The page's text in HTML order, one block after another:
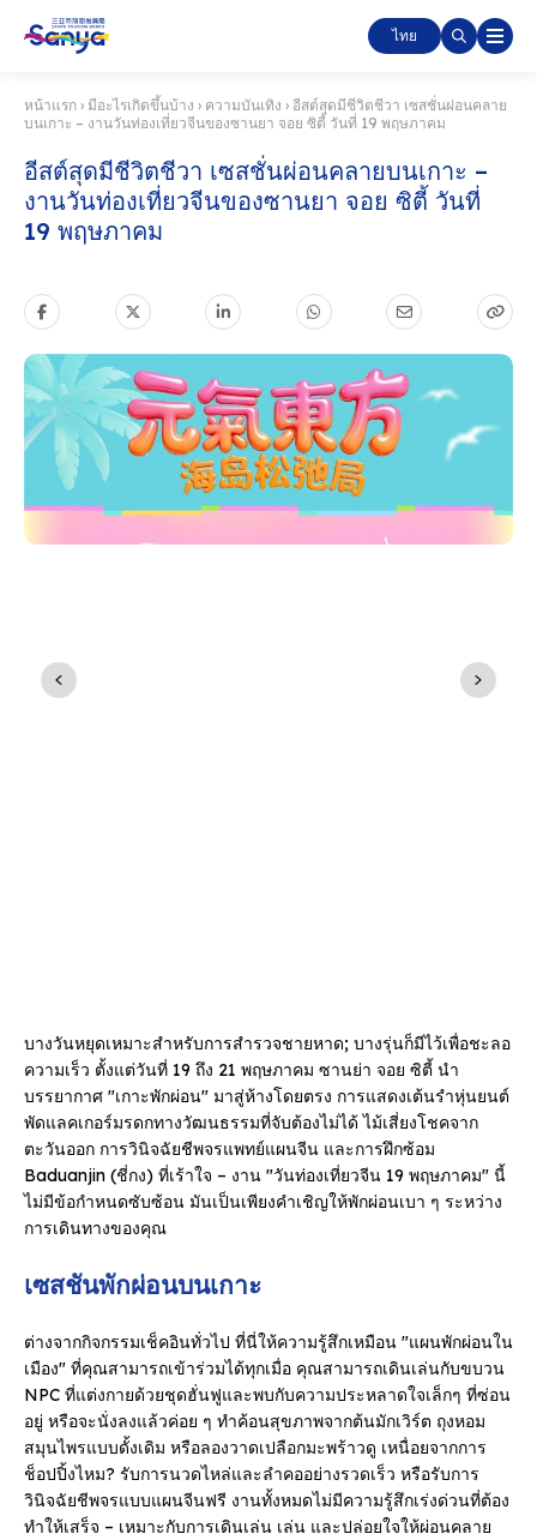
ไทย
หน้าแรก › มีอะไรเกิดขึ้นบ้าง › ความบันเทิง › อีสต์สุดมีชีวิตชีวา เซสชั่นผ่อนคลาย
บนเกาะ – งานวันท่องเที่ยวจีนของซานยา จอย ซิตี้ วันที่ 19 พฤษภาคม
อีสต์สุดมีชีวิตชีวา เซสชั่นผ่อนคลายบนเกาะ –
งานวันท่องเที่ยวจีนของซานยา จอย ซิตี้ วันที่
19 พฤษภาคม
บางวันหยุดเหมาะสําหรับการสํารวจชายหาด; บางรุ่นก็มีไว้เพื่อชะลอ
ความเร็ว ตั้งแต่วันที่ 19 ถึง 21 พฤษภาคม ซานย่า จอย ซิตี้ นํา
บรรยากาศ "เกาะพักผ่อน" มาสู่ห้างโดยตรง การแสดงเต้นรําหุ่นยนต์
พัดแลคเกอร์มรดกทางวัฒนธรรมที่จับต้องไม่ได้ ไม้เสี่ยงโชคจาก
ตะวันออก การวินิจฉัยชีพจรแพทย์แผนจีน และการฝึกซ้อม
Baduanjin (ชี่กง) ที่เร้าใจ – งาน "วันท่องเที่ยวจีน 19 พฤษภาคม" นี้
ไม่มีข้อกําหนดซับซ้อน มันเป็นเพียงคําเชิญให้พักผ่อนเบา ๆ ระหว่าง
การเดินทางของคุณ
เซสชันพักผ่อนบนเกาะ
ต่างจากกิจกรรมเช็คอินทั่วไป ที่นี่ให้ความรู้สึกเหมือน "แผนพักผ่อนใน
เมือง" ที่คุณสามารถเข้าร่วมได้ทุกเมื่อ คุณสามารถเดินเล่นกับขบวน
NPC ที่แต่งกายด้วยชุดฮั่นฟูและพบกับความประหลาดใจเล็กๆ ที่ซ่อน
อยู่ หรือจะนั่งลงแล้วค่อย ๆ ทําค้อนสุขภาพจากต้นมักเวิร์ต ถุงหอม
สมุนไพรแบบดั้งเดิม หรือลองวาดเปลือกมะพร้าวดู เหนื่อยจากการ
ช็อปปิ้งไหม? รับการนวดไหล่และลําคออย่างรวดเร็ว หรือรับการ
วินิจฉัยชีพจรแบบแผนจีนฟรี งานทั้งหมดไม่มีความรู้สึกเร่งด่วนที่ต้อง
ทําให้เสร็จ – เหมาะกับการเดินเล่น เล่น และปล่อยใจให้ผ่อนคลาย